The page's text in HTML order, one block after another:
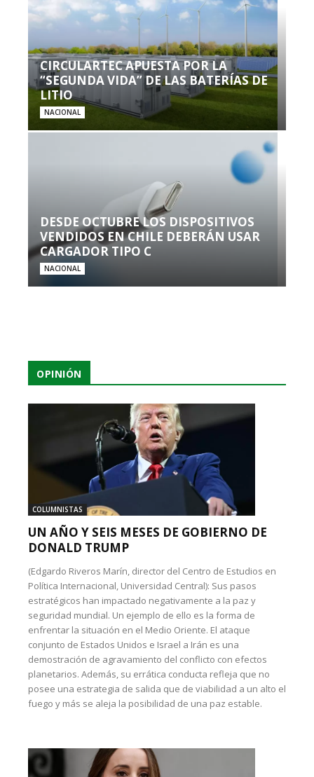
CIRCULARTEC APUESTA POR LA
“SEGUNDA VIDA” DE LAS BATERÍAS DE
LITIO
NACIONAL
DESDE OCTUBRE LOS DISPOSITIVOS
VENDIDOS EN CHILE DEBERÁN USAR
CARGADOR TIPO C
NACIONAL
OPINIÓN
COLUMNISTAS
UN AÑO Y SEIS MESES DE GOBIERNO DE
DONALD TRUMP
(Edgardo Riveros Marín, director del Centro de Estudios en
Política Internacional, Universidad Central): Sus pasos
estratégicos han impactado negativamente a la paz y
seguridad mundial. Un ejemplo de ello es la forma de
enfrentar la situación en el Medio Oriente. El ataque
conjunto de Estados Unidos e Israel a Irán es una
demostración de agravamiento del conflicto con efectos
planetarios. Además, su errática conducta refleja que no
posee una estrategia de salida que de viabilidad a un alto el
fuego y más se aleja la posibilidad de una paz estable.